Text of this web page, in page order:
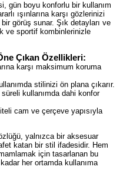
gün boyu konforlu bir kullanım
ışınlarına karşı gözlerinizi
görüş sunar. Şık detayları ve
ve sportif kombinlerinizle
Çıkan Özellikleri:
karşı maksimum koruma
stilinizi ön plana çıkarır.
süreli kullanımda dahi konfor
cam ve çerçeve yapısıyla
yalnızca bir aksesuar
katan bir stil ifadesidir. Hem
için tasarlanan bu
her ortamda kullanıma